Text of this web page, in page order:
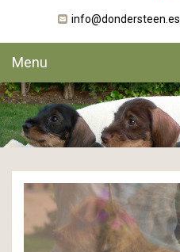
info@dondersteen.es
Menu